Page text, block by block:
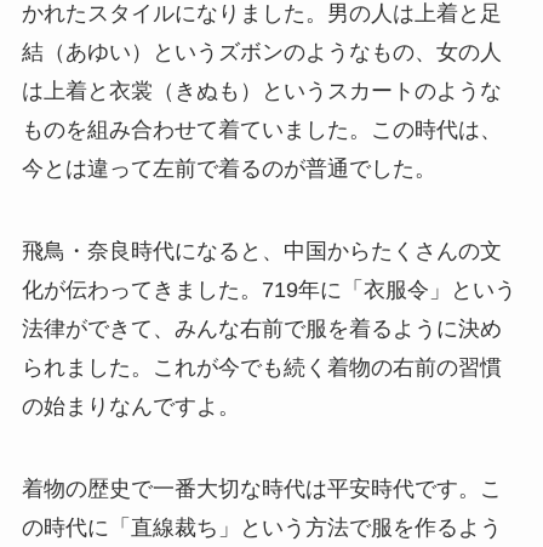
かれたスタイルになりました。男の人は上着と足
結（あゆい）というズボンのようなもの、女の人
は上着と衣裳（きぬも）というスカートのような
ものを組み合わせて着ていました。この時代は、
今とは違って左前で着るのが普通でした。
飛鳥・奈良時代になると、中国からたくさんの文
化が伝わってきました。719年に「衣服令」という
法律ができて、みんな右前で服を着るように決め
られました。これが今でも続く着物の右前の習慣
の始まりなんですよ。
着物の歴史で一番大切な時代は平安時代です。こ
の時代に「直線裁ち」という方法で服を作るよう